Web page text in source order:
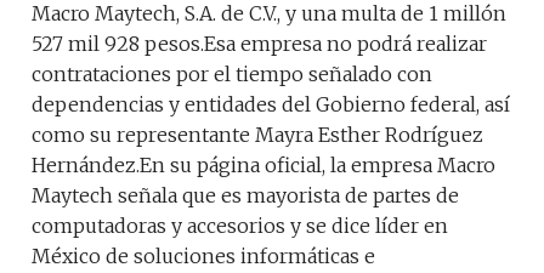
Macro Maytech, S.A. de C.V., y una multa de 1 millón
527 mil 928 pesos.Esa empresa no podrá realizar
contrataciones por el tiempo señalado con
dependencias y entidades del Gobierno federal, así
como su representante Mayra Esther Rodríguez
Hernández.En su página oficial, la empresa Macro
Maytech señala que es mayorista de partes de
computadoras y accesorios y se dice líder en
México de soluciones informáticas e